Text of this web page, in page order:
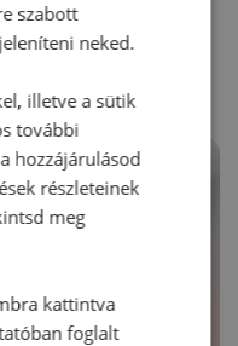
szabott
neked.
illetve a sütik
további
hozzájárulásod
részleteinek
meg
kattintva
foglalt